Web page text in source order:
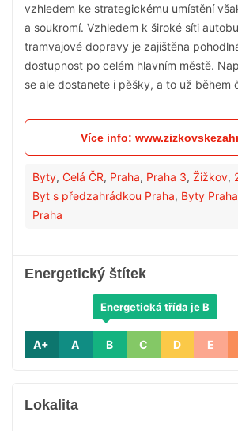
vzhledem ke strategickému umístění
a soukromí. Vzhledem k široké síti
tramvajové dopravy je zajištěna
dostupnost po celém hlavním městě.
se ale dostanete i pěšky, a to už během
Více info:
Byty, Celá ČR, Praha, Praha 3, Žižkov,
Byt s předzahrádkou Praha, Byty Praha
Praha
Energetický štítek
A+ A B
Energetická třída je B
C D E
Lokalita